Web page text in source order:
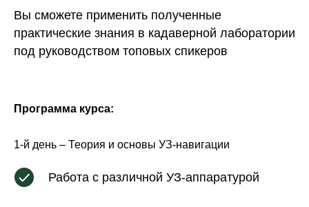
Вы сможете применить полученные
практические знания в кадаверной лаборатории
под руководством топовых спикеров
Программа курса:
1-й день – Теория и основы УЗ-навигации
Работа с различной УЗ-аппаратурой